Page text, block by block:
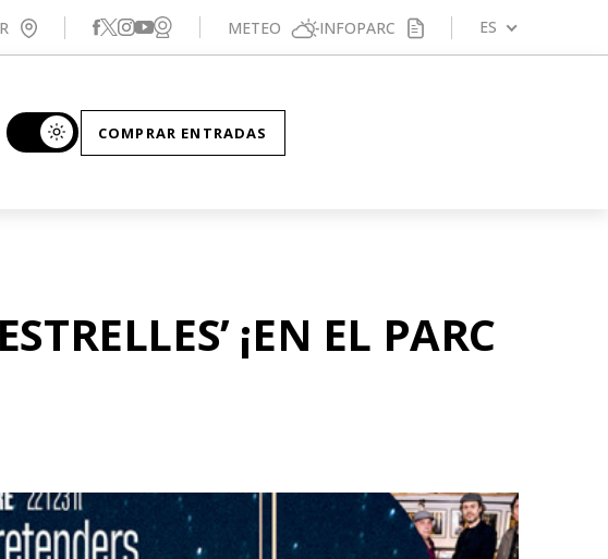
Segueix-nos a Facebook
Segueix-nos a X
Segueix-nos a Instagram
Segueix-nos a YouTube
Veure webcam
METEO INFOPARC ES
COMPRAR ENTRADAS
¡EN EL PARC